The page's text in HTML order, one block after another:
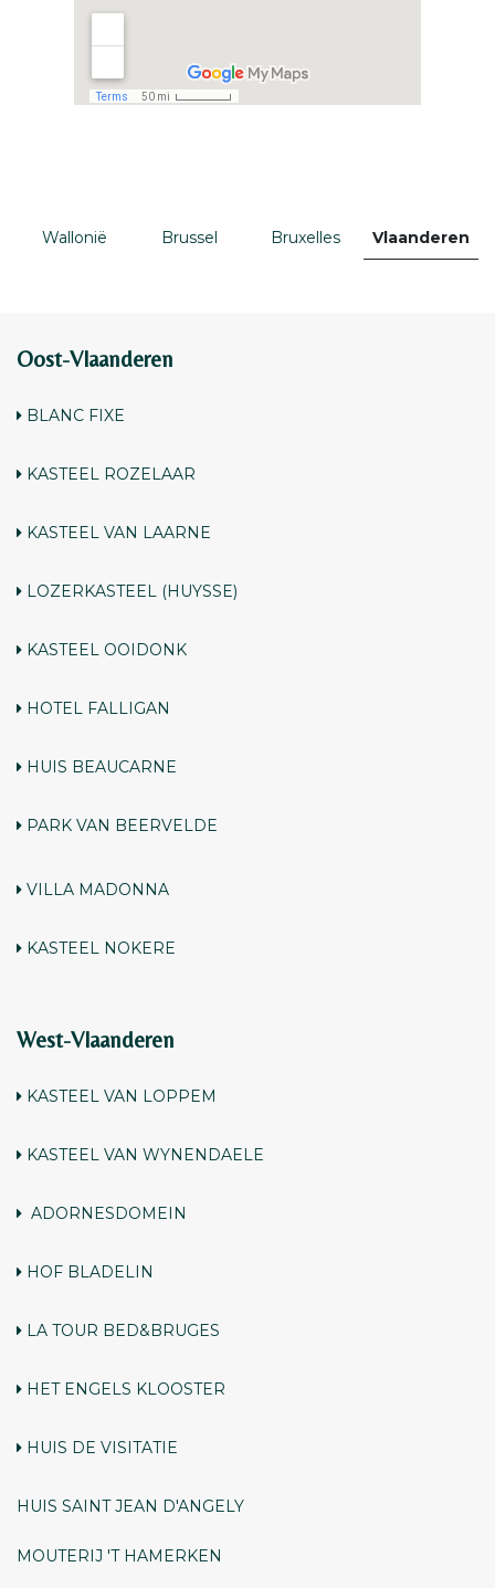
Wallonië Brussel Bruxelles Vlaanderen
Oost-Vlaanderen
BLANC FIXE
KASTEEL ROZELAAR
KASTEEL VAN LAARNE
LOZERKASTEEL (HUYSSE)
KASTEEL OOIDONK
HOTEL FALLIGAN
HUIS BEAUCARNE
PARK VAN BEERVELDE
VILLA MADONNA
KASTEEL NOKERE
West-Vlaanderen
KASTEEL VAN LOPPEM
KASTEEL VAN WYNENDAELE
ADORNESDOMEIN
HOF BLADELIN
LA TOUR BED&BRUGES
HET ENGELS KLOOSTER
HUIS DE VISITATIE
HUIS SAINT JEAN D'ANGELY
MOUTERIJ 'T HAMERKEN